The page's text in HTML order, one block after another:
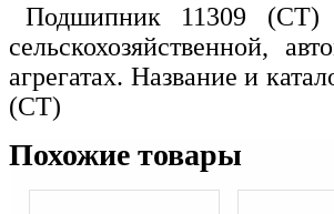
Подшипник 11309 (CT)
сельскохозяйственной,
агрегатах. Название и
(CT)
Похожие товары